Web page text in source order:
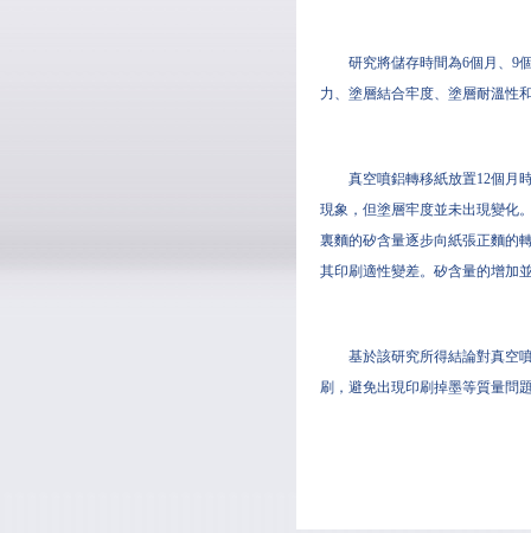
研究將儲存時間為6個月、9
力、塗層結合牢度、塗層耐溫性
真空噴鋁轉移紙放置12個月
現象，但塗層牢度並未出現變化
裏麵的矽含量逐步向紙張正麵的
其印刷適性變差。矽含量的增加
基於該研究所得結論對真空
刷，避免出現印刷掉墨等質量問